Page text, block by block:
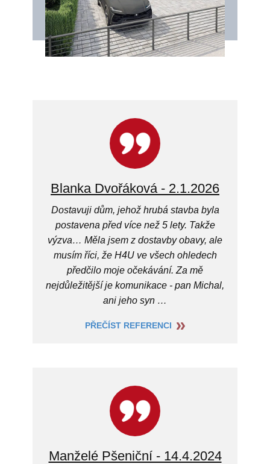
Blanka Dvořáková - 2.1.2026
Dostavuji dům, jehož hrubá stavba byla
postavena před více než 5 lety. Takže
výzva… Měla jsem z dostavby obavy, ale
musím říci, že H4U ve všech ohledech
předčilo moje očekávání. Za mě
nejdůležitější je komunikace - pan Michal,
ani jeho syn …
PŘEČÍST REFERENCI
Manželé Pšeniční - 14.4.2024